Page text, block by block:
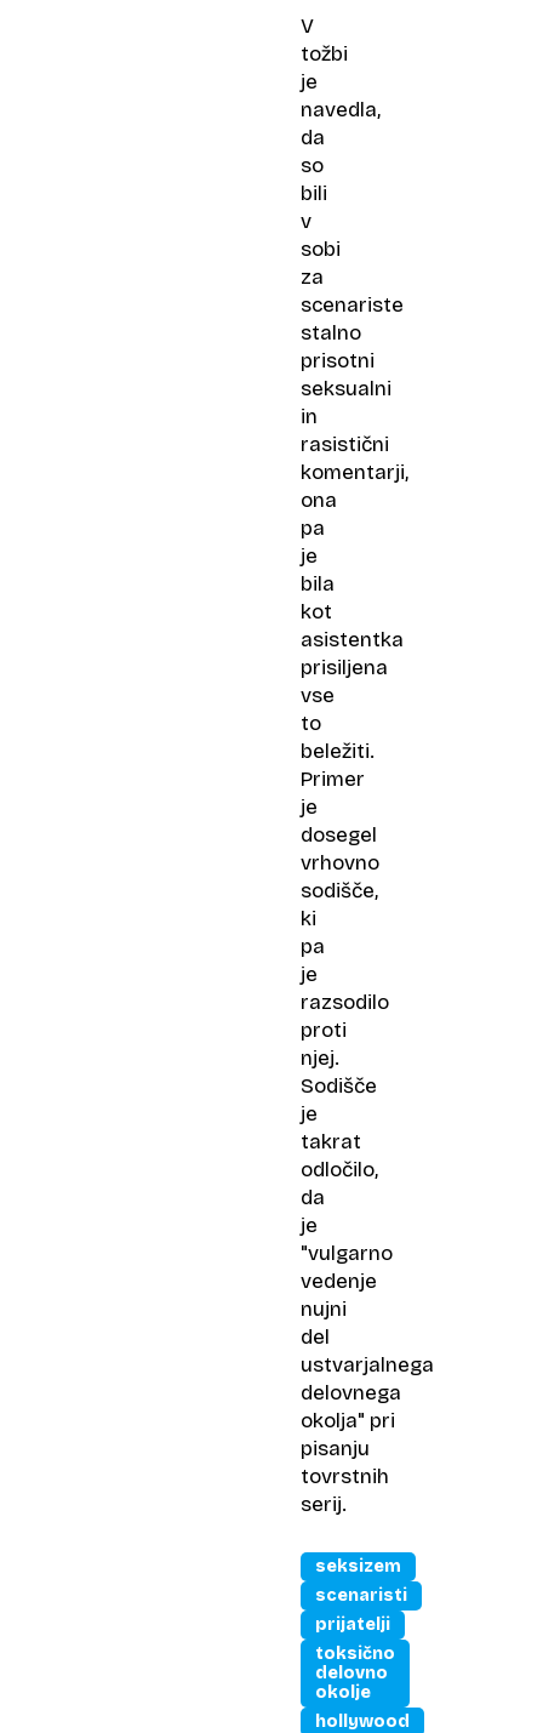
V
tožbi
je
navedla,
da
so
bili
v
sobi
za
scenariste
stalno
prisotni
seksualni
in
rasistični
komentarji,
ona
pa
je
bila
kot
asistentka
prisiljena
vse
to
beležiti.
Primer
je
dosegel
vrhovno
sodišče,
ki
pa
je
razsodilo
proti
njej.
Sodišče
je
takrat
odločilo,
da
je
"vulgarno
vedenje
nujni
del
ustvarjalnega
delovnega
okolja" pri
pisanju
tovrstnih
serij.
seksizem
scenaristi
prijatelji
toksično
delovno
okolje
hollywood